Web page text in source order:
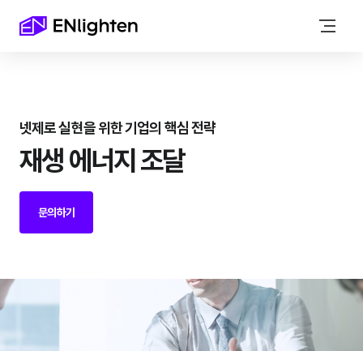
넷제로 실현을 위한 기업의 핵심 전략
재생 에너지 조달
문의하기